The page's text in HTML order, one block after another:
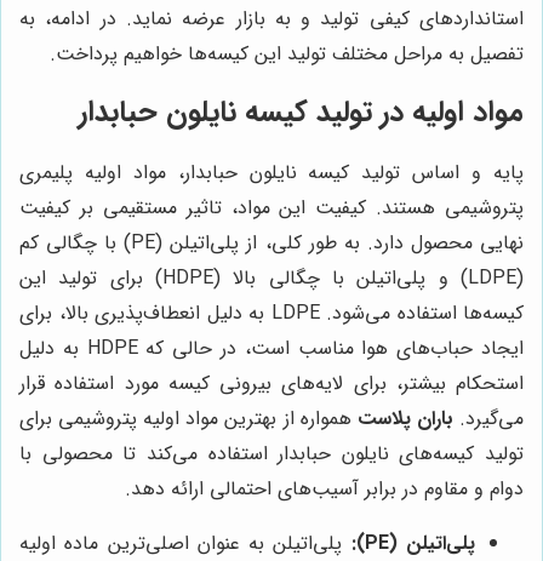
استانداردهای کیفی تولید و به بازار عرضه نماید. در ادامه، به
تفصیل به مراحل مختلف تولید این کیسه‌ها خواهیم پرداخت.
مواد اولیه در تولید کیسه نایلون حبابدار
پایه و اساس تولید کیسه نایلون حبابدار، مواد اولیه پلیمری
پتروشیمی هستند. کیفیت این مواد، تاثیر مستقیمی بر کیفیت
نهایی محصول دارد. به طور کلی، از پلی‌اتیلن (PE) با چگالی کم
(LDPE) و پلی‌اتیلن با چگالی بالا (HDPE) برای تولید این
کیسه‌ها استفاده می‌شود. LDPE به دلیل انعطاف‌پذیری بالا، برای
ایجاد حباب‌های هوا مناسب است، در حالی که HDPE به دلیل
استحکام بیشتر، برای لایه‌های بیرونی کیسه مورد استفاده قرار
می‌گیرد. باران پلاست همواره از بهترین مواد اولیه پتروشیمی برای
تولید کیسه‌های نایلون حبابدار استفاده می‌کند تا محصولی با
دوام و مقاوم در برابر آسیب‌های احتمالی ارائه دهد.
پلی‌اتیلن (PE):
پلی‌اتیلن به عنوان اصلی‌ترین ماده اولیه